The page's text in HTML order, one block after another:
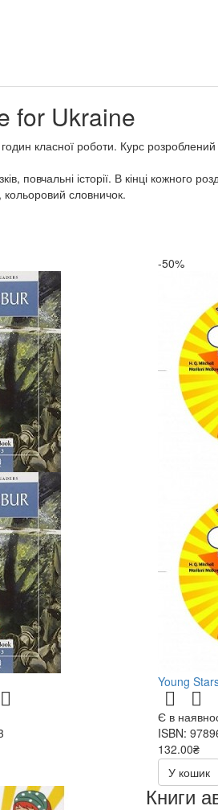
for Ukraine
класної роботи. Курс
повчальні історії. В кінці кожного
кольоровий словничок.
-50%
Young
Є в
ISBN:
132.00₴
264.00₴
У кошик
Книги